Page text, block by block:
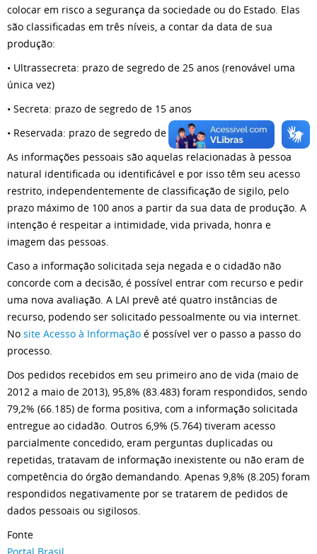
colocar em risco a segurança da sociedade ou do Estado. Elas
são classificadas em três níveis, a contar da data de sua
produção:
• Ultrassecreta: prazo de segredo de 25 anos (renovável uma
única vez)
• Secreta: prazo de segredo de 15 anos
• Reservada: prazo de segredo de 5 anos
As informações pessoais são aquelas relacionadas à pessoa
natural identificada ou identificável e por isso têm seu acesso
restrito, independentemente de classificação de sigilo, pelo
prazo máximo de 100 anos a partir da sua data de produção. A
intenção é respeitar a intimidade, vida privada, honra e
imagem das pessoas.
Caso a informação solicitada seja negada e o cidadão não
concorde com a decisão, é possível entrar com recurso e pedir
uma nova avaliação. A LAI prevê até quatro instâncias de
recurso, podendo ser solicitado pessoalmente ou via internet.
No site Acesso à Informação é possível ver o passo a passo do
processo.
Dos pedidos recebidos em seu primeiro ano de vida (maio de
2012 a maio de 2013), 95,8% (83.483) foram respondidos, sendo
79,2% (66.185) de forma positiva, com a informação solicitada
entregue ao cidadão. Outros 6,9% (5.764) tiveram acesso
parcialmente concedido, eram perguntas duplicadas ou
repetidas, tratavam de informação inexistente ou não eram de
competência do órgão demandando. Apenas 9,8% (8.205) foram
respondidos negativamente por se tratarem de pedidos de
dados pessoais ou sigilosos.
Fonte